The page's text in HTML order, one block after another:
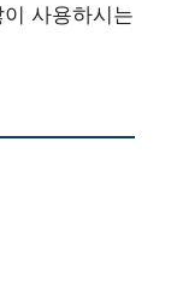
사용하시는